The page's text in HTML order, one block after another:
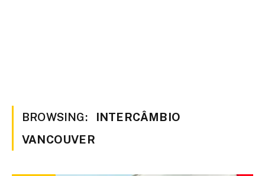
BROWSING:
INTERCÂMBIO
VANCOUVER